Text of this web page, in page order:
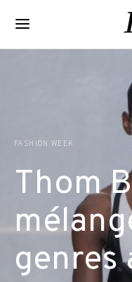
FASHION WEEK
Thom
genres